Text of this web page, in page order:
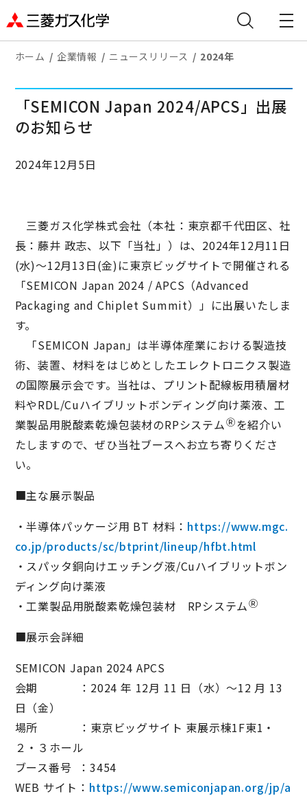
ホーム 企業情報 ニュースリリース 2024年
「SEMICON Japan 2024/APCS」出展
のお知らせ
2024年12月5日
三菱ガス化学株式会社（本社：東京都千代田区、社
長：藤井 政志、以下「当社」）は、2024年12月11日
(水)～12月13日(金)に東京ビッグサイトで開催される
「SEMICON Japan 2024 / APCS（Advanced
Packaging and Chiplet Summit）」に出展いたしま
す。
「SEMICON Japan」は半導体産業における製造技
術、装置、材料をはじめとしたエレクトロニクス製造
の国際展示会です。当社は、プリント配線板用積層材
料やRDL/Cuハイブリットボンディング向け薬液、工
業製品用脱酸素乾燥包装材のRPシステムⓇを紹介い
たしますので、ぜひ当社ブースへお立ち寄りくださ
い。
■主な展示製品
・半導体パッケージ用 BT 材料： https://www.mgc.
co.jp/products/sc/btprint/lineup/hfbt.html
・スパッタ銅向けエッチング液/Cuハイブリットボン
ディング向け薬液
・工業製品用脱酸素乾燥包装材 RPシステムⓇ
■展示会詳細
SEMICON Japan 2024 APCS
会期 ：2024 年 12月 11 日（水）～12 月 13
日（金）
場所 ：東京ビッグサイト 東展示棟1F東1・
２・３ホール
ブース番号 ：3454
WEB サイト： https://www.semiconjapan.org/jp/a